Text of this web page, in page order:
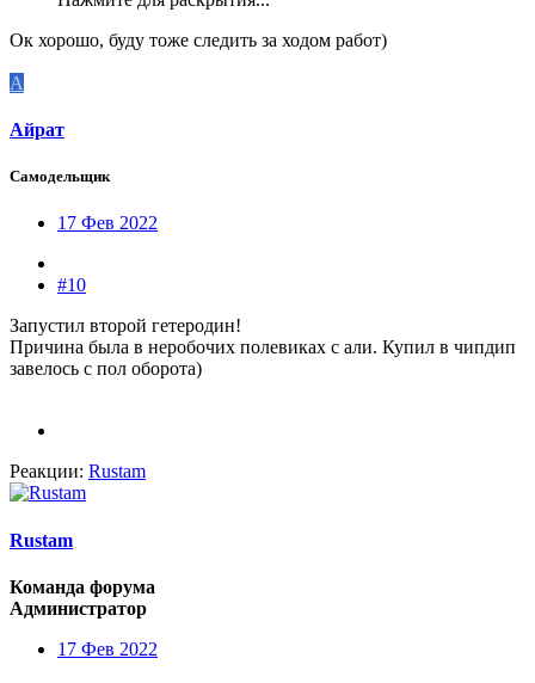
Ок хорошо, буду тоже следить за ходом работ)
А
Айрат
Самодельщик
17 Фев 2022
#10
Запустил второй гетеродин!
Причина была в неробочих полевиках с али. Купил в чипдип
завелось с пол оборота)
Реакции: Rustam
Rustam
Команда форума
Администратор
17 Фев 2022